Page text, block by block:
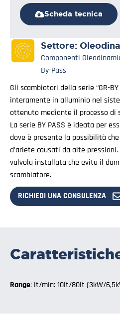
Scheda tecnica
Settore:
Componenti
By-Pass
Gli scambiatori della serie “GR-
interamente in alluminio nel
ottenuto mediante il processo di
La serie BY PASS è ideata per
dove è presente la possibilità
d’ariete causati da alte
valvola installata che evita il
scambiatore.
RICHIEDI UNA CONSULENZA
Range: lt/min: 10lt/80lt (3kW/